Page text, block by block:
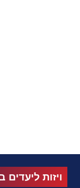
ויזות ליעדים